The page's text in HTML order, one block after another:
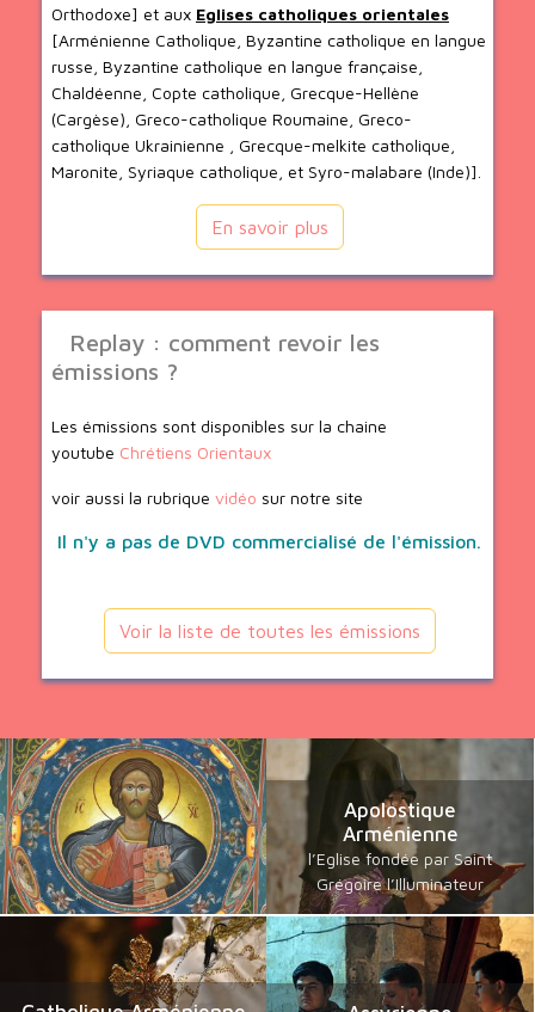
Orthodoxe] et aux Eglises catholiques orientales
[Arménienne Catholique, Byzantine catholique en langue
russe, Byzantine catholique en langue française,
Chaldéenne, Copte catholique, Grecque-Hellène
(Cargèse), Greco-catholique Roumaine, Greco-
catholique Ukrainienne , Grecque-melkite catholique,
Maronite, Syriaque catholique, et Syro-malabare (Inde)].
En savoir plus
Replay : comment revoir les
émissions ?
Les émissions sont disponibles sur la chaine
youtube Chrétiens Orientaux
voir aussi la rubrique vidéo sur notre site
Il n'y a pas de DVD commercialisé de l'émission.
Voir la liste de toutes les émissions
Apolostique
Arménienne
l’Eglise fondée par Saint
Grégoire l’Illuminateur